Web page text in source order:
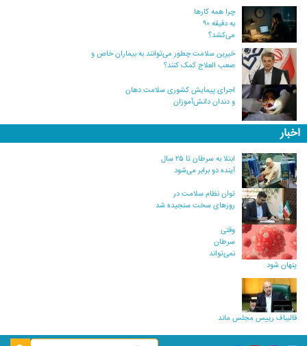
چرا همه کارها
به دقیقه ۹۰
می‌کشد؟
خیرین سلامت چطور می‌توانند به بیماران خاص و
صعب العلاج کمک کنند؟
اجرای پیمایش کشوری سلامت دهان
و دندان دانش‌آموزان
اخبار
ابتلا به سرطان تا ۲۵ سال
آینده دو برابر می‌شود
توان نظام سلامت در
روزهای سخت سنجیده شد
وقتی
سرطان
نمی‌تواند
پنهان شود
قالیباف رییس مجلس ماند